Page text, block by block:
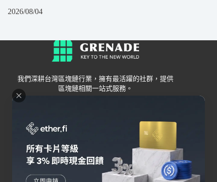
2026/08/04
我們深耕台灣區塊鏈行業，擁有最活躍的社群，提供
區塊鏈相關一站式服務。
Grenade
關於我們
聯絡我們
錢包
交易所
Bybit
OKX
HOYA BIT